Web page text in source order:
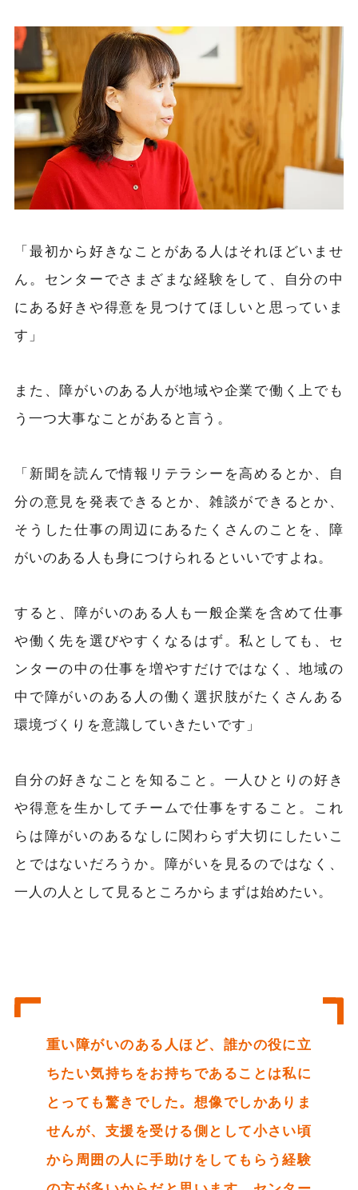
「最初から好きなことがある人はそれほどいませ
ん。センターでさまざまな経験をして、自分の中
にある好きや得意を見つけてほしいと思っていま
す」
また、障がいのある人が地域や企業で働く上でも
う一つ大事なことがあると言う。
「新聞を読んで情報リテラシーを高めるとか、自
分の意見を発表できるとか、雑談ができるとか、
そうした仕事の周辺にあるたくさんのことを、障
がいのある人も身につけられるといいですよね。
すると、障がいのある人も一般企業を含めて仕事
や働く先を選びやすくなるはず。私としても、セ
ンターの中の仕事を増やすだけではなく、地域の
中で障がいのある人の働く選択肢がたくさんある
環境づくりを意識していきたいです」
自分の好きなことを知ること。一人ひとりの好き
や得意を生かしてチームで仕事をすること。これ
らは障がいのあるなしに関わらず大切にしたいこ
とではないだろうか。障がいを見るのではなく、
一人の人として見るところからまずは始めたい。
重い障がいのある人ほど、誰かの役に立
ちたい気持ちをお持ちであることは私に
とっても驚きでした。想像でしかありま
せんが、支援を受ける側として小さい頃
から周囲の人に手助けをしてもらう経験